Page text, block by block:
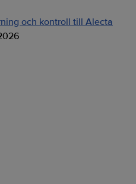
och kontroll till Alecta